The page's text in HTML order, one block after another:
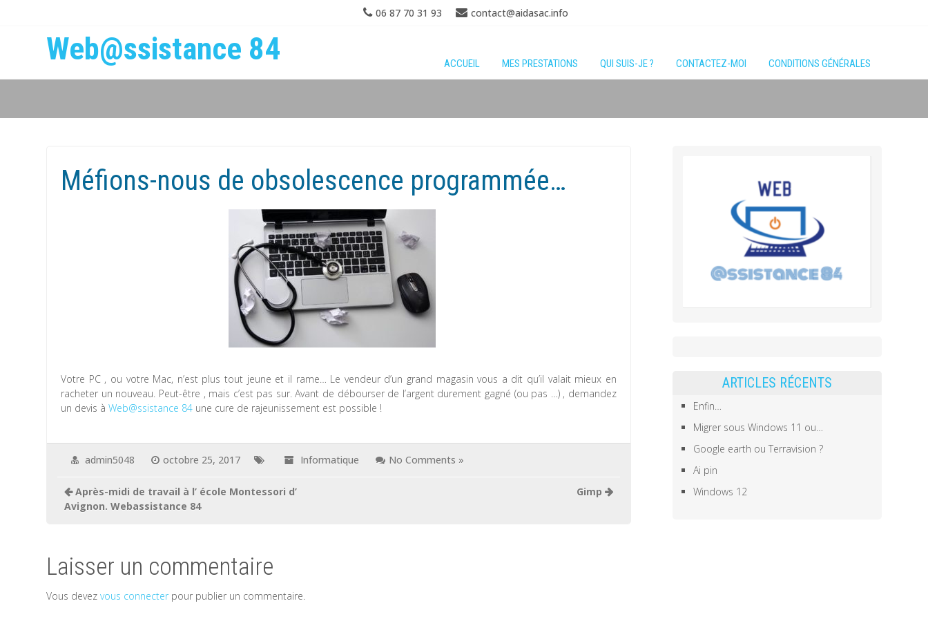
06 87 70 31 93 contact@aidasac.info
Web@ssistance 84 ACCUEIL MES PRESTATIONS QUI SUIS-JE ? CONTACTEZ-MOI CONDITIONS GÉNÉRALES
Méfions-nous de obsolescence programmée…
Votre PC , ou votre Mac, n’est plus tout jeune et il rame… Le vendeur d’un grand magasin vous a dit qu’il valait mieux en
racheter un nouveau. Peut-être , mais c’est pas sur. Avant de débourser de l’argent durement gagné (ou pas …) , demandez
un devis àWeb@ssistance 84 une cure de rajeunissement est possible !
admin5048 octobre 25, 2017 Informatique No Comments »
Après-midi de travail à l’ école Montessori d’
Avignon. Webassistance 84
Gimp
Laisser un commentaire
Vous devezvous connecter pour publier un commentaire.
ARTICLES RÉCENTS
Enfin…
Migrer sous Windows 11 ou…
Google earth ou Terravision ?
Ai pin
Windows 12